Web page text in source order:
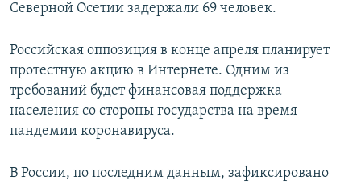
Северной Осетии задержали 69 человек.
Российская оппозиция в конце апреля планирует
протестную акцию в Интернете. Одним из
требований будет финансовая поддержка
населения со стороны государства на время
пандемии коронавируса.
В России, по последним данным, зафиксировано